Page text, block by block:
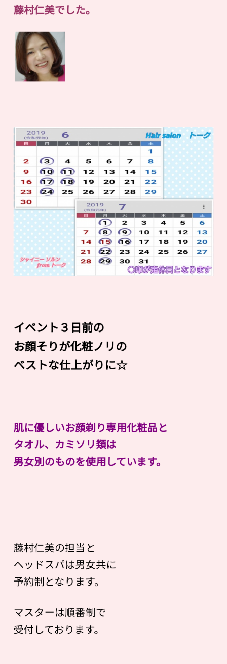
藤村仁美でした。
イベント３日前の
お顔そりが化粧ノリの
ベストな仕上がりに☆
肌に優しいお顔剃り専用化粧品と
タオル、カミソリ類は
男女別のものを使用しています。
藤村仁美の担当と
ヘッドスパは男女共に
予約制となります。
マスターは順番制で
受付しております。